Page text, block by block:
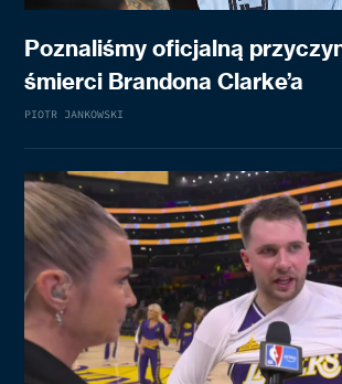
Poznaliśmy oficjalną
śmierci Brandona Clarke’a
PIOTR JANKOWSKI